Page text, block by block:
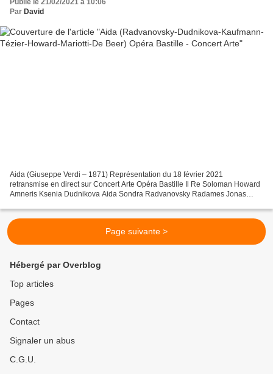
Par David
Aida (Giuseppe Verdi – 1871) Représentation du 18 février 2021
retransmise en direct sur Concert Arte Opéra Bastille Il Re Soloman Howard
Amneris Ksenia Dudnikova Aida Sondra Radvanovsky Radames Jonas
Page suivante >
Hébergé par Overblog
Top articles
Pages
Contact
Signaler un abus
C.G.U.